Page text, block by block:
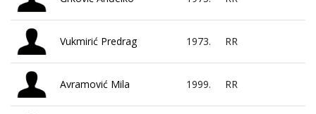
Vukmirić Predrag 1973. RR
Avramović Mila 1999. RR